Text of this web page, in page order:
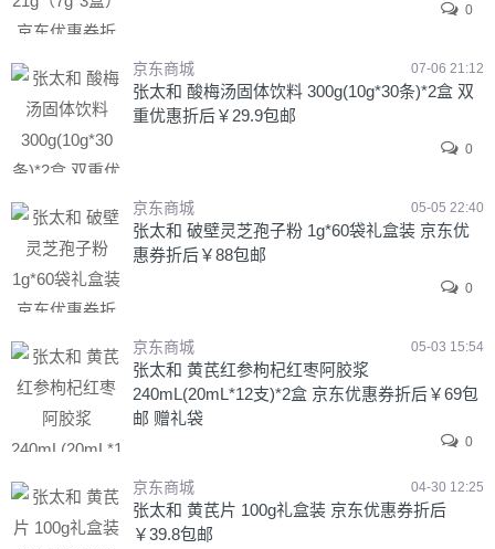
0
京东商城 07-06 21:12
张太和 酸梅汤固体饮料 300g(10g*30条)*2盒 双
重优惠折后￥29.9包邮
0
京东商城 05-05 22:40
张太和 破壁灵芝孢子粉 1g*60袋礼盒装 京东优
惠券折后￥88包邮
0
京东商城 05-03 15:54
张太和 黄芪红参枸杞红枣阿胶浆
240mL(20mL*12支)*2盒 京东优惠券折后￥69包
邮 赠礼袋
0
京东商城 04-30 12:25
张太和 黄芪片 100g礼盒装 京东优惠券折后
￥39.8包邮